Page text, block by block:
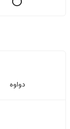
دواوە